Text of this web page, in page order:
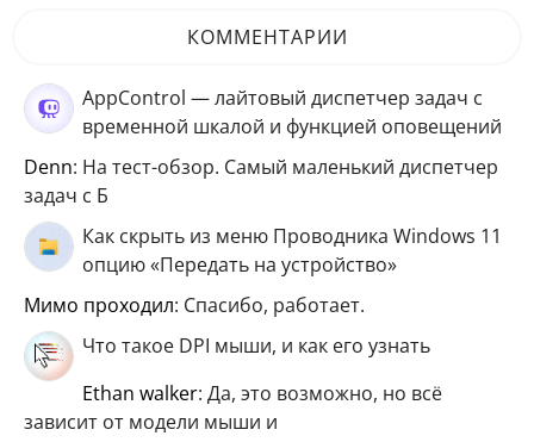
КОММЕНТАРИИ
AppControl — лайтовый диспетчер задач с
временной шкалой и функцией оповещений
Denn: На тест-обзор. Самый маленький диспетчер
задач с Б
Как скрыть из меню Проводника Windows 11
опцию «Передать на устройство»
мимо проходил: Спасибо, работает.
Что такое DPI мыши, и как его узнать
ethan walker: Да, это возможно, но всё
зависит от модели мыши и